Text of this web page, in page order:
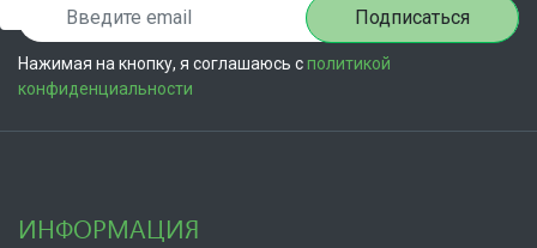
Подписаться
Нажимая на кнопку, я соглашаюсь сполитикой
конфиденциальности
ИНФОРМАЦИЯ